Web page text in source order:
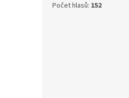
Počet hlasů: 152